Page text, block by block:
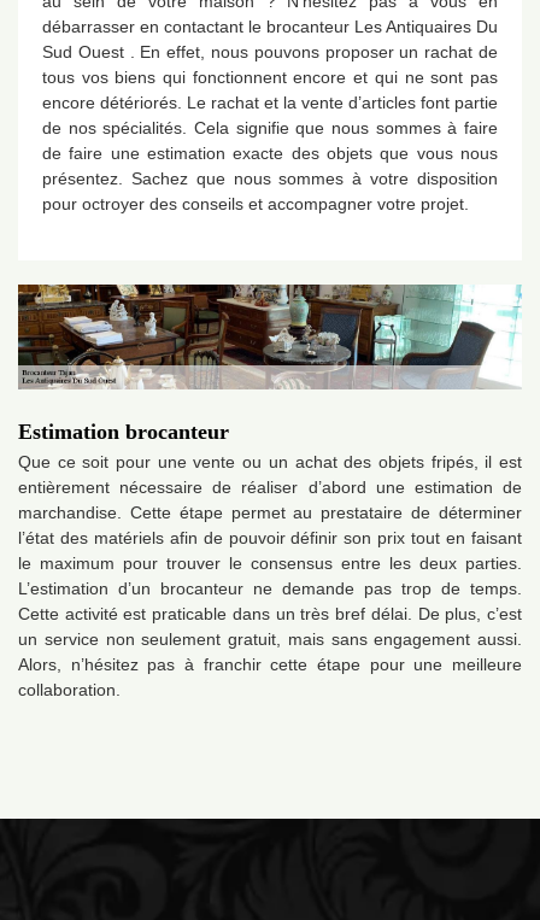
débarrasser en contactant le brocanteur Les Antiquaires Du
Sud Ouest . En effet, nous pouvons proposer un rachat de
tous vos biens qui fonctionnent encore et qui ne sont pas
encore détériorés. Le rachat et la vente d’articles font partie
de nos spécialités. Cela signifie que nous sommes à faire
de faire une estimation exacte des objets que vous nous
présentez. Sachez que nous sommes à votre disposition
pour octroyer des conseils et accompagner votre projet.
Estimation brocanteur
Que ce soit pour une vente ou un achat des objets fripés, il est
entièrement nécessaire de réaliser d’abord une estimation de
marchandise. Cette étape permet au prestataire de déterminer
l’état des matériels afin de pouvoir définir son prix tout en faisant
le maximum pour trouver le consensus entre les deux parties.
L’estimation d’un brocanteur ne demande pas trop de temps.
Cette activité est praticable dans un très bref délai. De plus, c’est
un service non seulement gratuit, mais sans engagement aussi.
Alors, n’hésitez pas à franchir cette étape pour une meilleure
collaboration.